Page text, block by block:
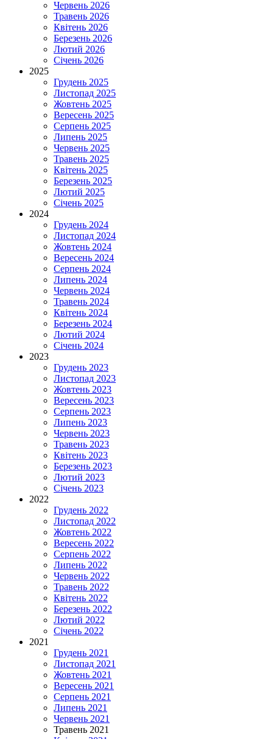
Червень 2026
Травень 2026
Квітень 2026
Березень 2026
Лютий 2026
Січень 2026
2025
Грудень 2025
Листопад 2025
Жовтень 2025
Вересень 2025
Серпень 2025
Липень 2025
Червень 2025
Травень 2025
Квітень 2025
Березень 2025
Лютий 2025
Січень 2025
2024
Грудень 2024
Листопад 2024
Жовтень 2024
Вересень 2024
Серпень 2024
Липень 2024
Червень 2024
Травень 2024
Квітень 2024
Березень 2024
Лютий 2024
Січень 2024
2023
Грудень 2023
Листопад 2023
Жовтень 2023
Вересень 2023
Серпень 2023
Липень 2023
Червень 2023
Травень 2023
Квітень 2023
Березень 2023
Лютий 2023
Січень 2023
2022
Грудень 2022
Листопад 2022
Жовтень 2022
Вересень 2022
Серпень 2022
Липень 2022
Червень 2022
Травень 2022
Квітень 2022
Березень 2022
Лютий 2022
Січень 2022
2021
Грудень 2021
Листопад 2021
Жовтень 2021
Вересень 2021
Серпень 2021
Липень 2021
Червень 2021
Травень 2021